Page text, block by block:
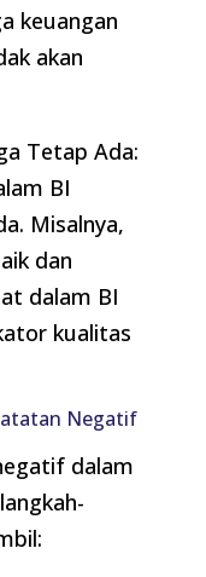
keuangan
akan
Tetap Ada:
BI
Misalnya,
dan
dalam BI
kualitas
Negatif
dalam